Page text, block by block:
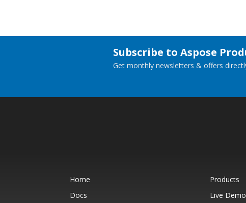
Subscribe to Aspose
Get monthly newsletters & offers
Home Products
Docs
Live